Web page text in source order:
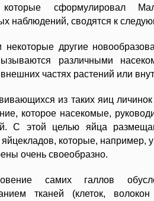
сформулировал
наблюдений, сводятся к
некоторые другие
различными
частях растений или
из таких яиц
которое насекомые,
С этой целью яйца
которые, например,
очень своеобразно.
самих галлов
тканей (клеток,